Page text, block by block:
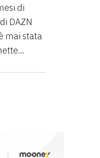
di
DAZN
mai stata